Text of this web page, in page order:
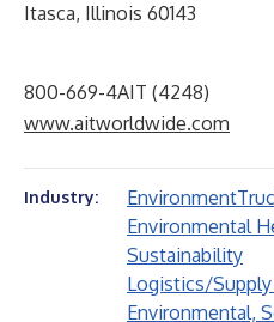
Itasca, Illinois 60143
800-669-4AIT (4248)
www.aitworldwide.com
Industry: Environment
Environmental
Sustainability
Logistics/
Environmental,